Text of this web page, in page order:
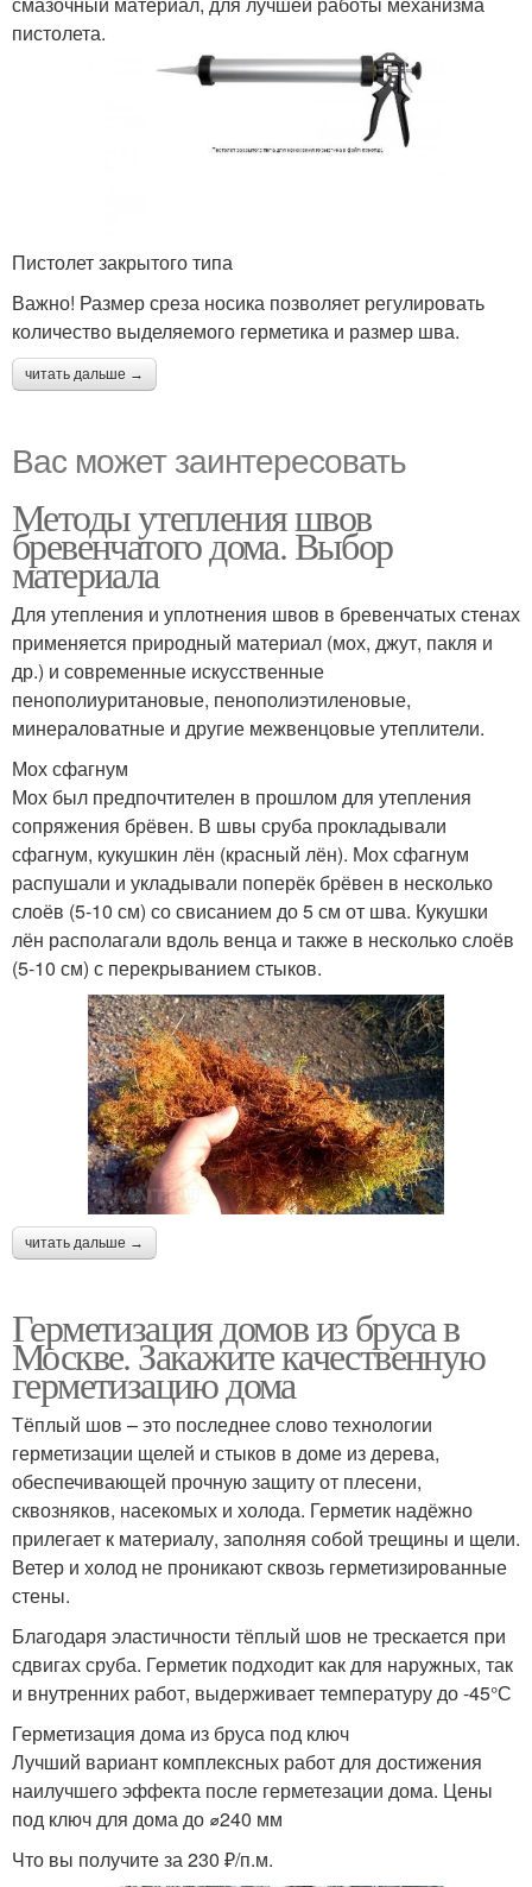
пистолета.
Пистолет закрытого типа
Важно! Размер среза носика позволяет регулировать
количество выделяемого герметика и размер шва.
читать дальше →
Вас может заинтересовать
Методы утепления швов
бревенчатого дома. Выбор
материала
Для утепления и уплотнения швов в бревенчатых стенах
применяется природный материал (мох, джут, пакля и
др.) и современные искусственные
пенополиуритановые, пенополиэтиленовые,
минераловатные и другие межвенцовые утеплители.
Мох сфагнум
Мох был предпочтителен в прошлом для утепления
сопряжения брёвен. В швы сруба прокладывали
сфагнум, кукушкин лён (красный лён). Мох сфагнум
распушали и укладывали поперёк брёвен в несколько
слоёв (5-10 см) со свисанием до 5 см от шва. Кукушки
лён располагали вдоль венца и также в несколько слоёв
(5-10 см) с перекрыванием стыков.
читать дальше →
Герметизация домов из бруса в
Москве. Закажите качественную
герметизацию дома
Тёплый шов – это последнее слово технологии
герметизации щелей и стыков в доме из дерева,
обеспечивающей прочную защиту от плесени,
сквозняков, насекомых и холода. Герметик надёжно
прилегает к материалу, заполняя собой трещины и щели.
Ветер и холод не проникают сквозь герметизированные
стены.
Благодаря эластичности тёплый шов не трескается при
сдвигах сруба. Герметик подходит как для наружных, так
и внутренних работ, выдерживает температуру до -45°С
Герметизация дома из бруса под ключ
Лучший вариант комплексных работ для достижения
наилучшего эффекта после герметезации дома. Цены
под ключ для дома до ⌀240 мм
Что вы получите за 230 ₽/п.м.